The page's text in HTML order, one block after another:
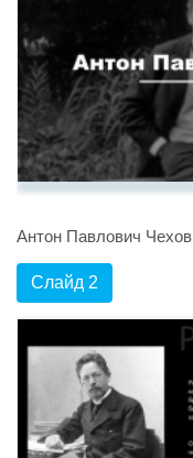
Антон Павлович Чехов
Слайд 2